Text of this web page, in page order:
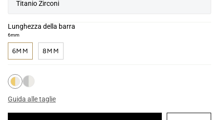
Titanio Zirconi
Lunghezza della barra
6mm
6MM 8MM
Guida alle taglie